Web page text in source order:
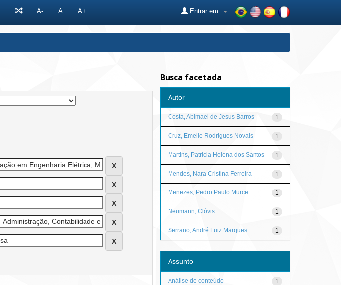
A- A A+ Entrar em:
Busca facetada
Autor
1
Costa, Abimael de Jesus Barros
1
Cruz, Emelle Rodrigues Novais
1
Martins, Patricia Helena dos Santos
1
Mendes, Nara Cristina Ferreira
1
Menezes, Pedro Paulo Murce
1
Neumann, Clóvis
1
Serrano, André Luiz Marques
Assunto
1
Análise de conteúdo